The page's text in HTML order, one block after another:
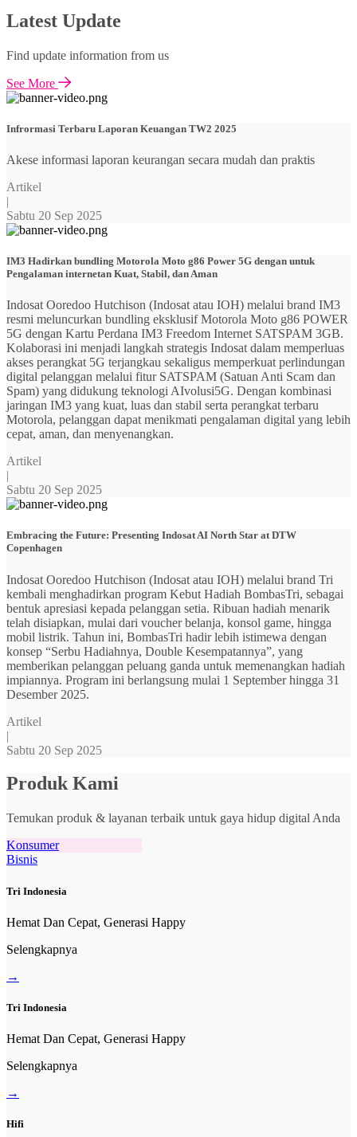
Latest Update
Find update information from us
See More
Infrormasi Terbaru Laporan Keuangan TW2 2025
Akese informasi laporan keurangan secara mudah dan praktis
Artikel
|
Sabtu 20 Sep 2025
IM3 Hadirkan bundling Motorola Moto g86 Power 5G dengan untuk
Pengalaman internetan Kuat, Stabil, dan Aman
Indosat Ooredoo Hutchison (Indosat atau IOH) melalui brand IM3
resmi meluncurkan bundling eksklusif Motorola Moto g86 POWER
5G dengan Kartu Perdana IM3 Freedom Internet SATSPAM 3GB.
Kolaborasi ini menjadi langkah strategis Indosat dalam memperluas
akses perangkat 5G terjangkau sekaligus memperkuat perlindungan
digital pelanggan melalui fitur SATSPAM (Satuan Anti Scam dan
Spam) yang didukung teknologi AIvolusi5G. Dengan kombinasi
jaringan IM3 yang kuat, luas dan stabil serta perangkat terbaru
Motorola, pelanggan dapat menikmati pengalaman digital yang lebih
cepat, aman, dan menyenangkan.
Artikel
|
Sabtu 20 Sep 2025
Embracing the Future: Presenting Indosat AI North Star at DTW
Copenhagen
Indosat Ooredoo Hutchison (Indosat atau IOH) melalui brand Tri
kembali menghadirkan program Kebut Hadiah BombasTri, sebagai
bentuk apresiasi kepada pelanggan setia. Ribuan hadiah menarik
telah disiapkan, mulai dari voucher belanja, konsol game, hingga
mobil listrik. Tahun ini, BombasTri hadir lebih istimewa dengan
konsep “Serbu Hadiahnya, Double Kesempatannya”, yang
memberikan pelanggan peluang ganda untuk memenangkan hadiah
impiannya. Program ini berlangsung mulai 1 September hingga 31
Desember 2025.
Artikel
|
Sabtu 20 Sep 2025
Produk Kami
Temukan produk & layanan terbaik untuk gaya hidup digital Anda
Konsumer
Bisnis
Tri Indonesia
Hemat Dan Cepat, Generasi Happy
Selengkapnya
→
Tri Indonesia
Hemat Dan Cepat, Generasi Happy
Selengkapnya
→
Hifi